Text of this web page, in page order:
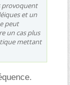
provoquent
et un
peut
un cas plus
mettant